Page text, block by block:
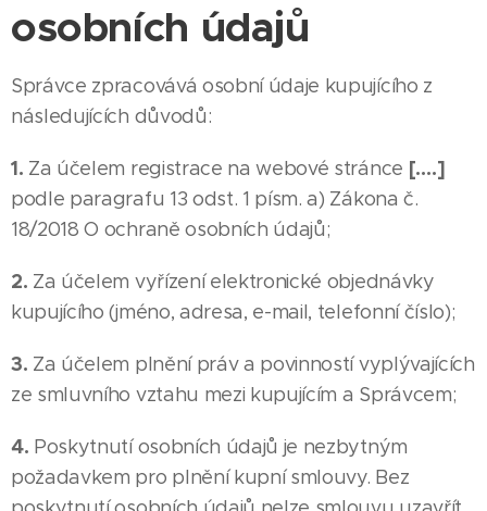
osobních údajů
Správce zpracovává osobní údaje kupujícího z
následujících důvodů:
1. Za účelem registrace na webové stránce [….]
podle paragrafu 13 odst. 1 písm. a) Zákona č.
18/2018 O ochraně osobních údajů;
2. Za účelem vyřízení elektronické objednávky
kupujícího (jméno, adresa, e-mail, telefonní číslo);
3. Za účelem plnění práv a povinností vyplývajících
ze smluvního vztahu mezi kupujícím a Správcem;
4. Poskytnutí osobních údajů je nezbytným
požadavkem pro plnění kupní smlouvy. Bez